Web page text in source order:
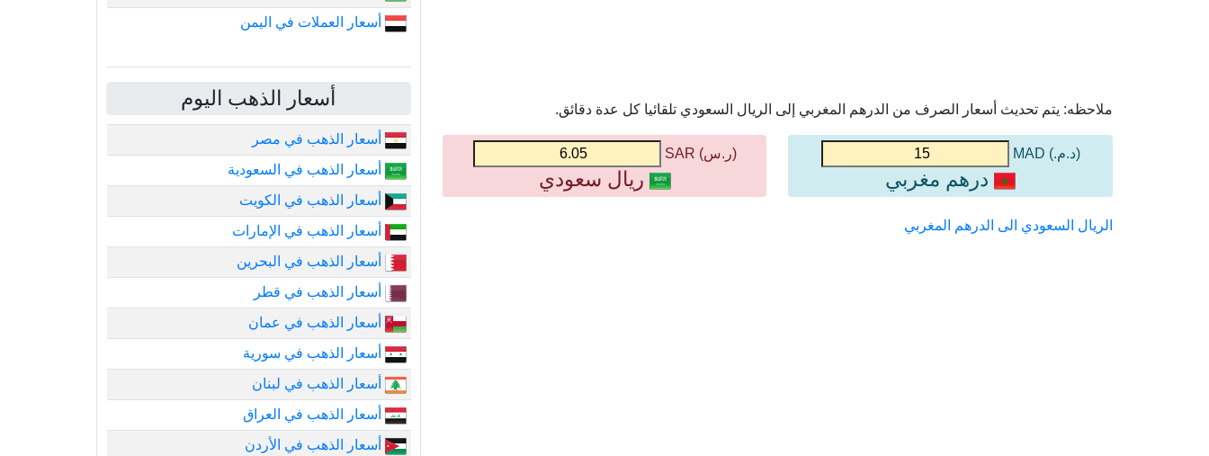
ملاحظه: يتم تحديث أسعار الصرف من الدرهم المغربي إلى الريال السعودي تلقائيا كل عدة دقائق.
(د.م.) MAD
درهم مغربي
(ر.س) SAR
ريال سعودي
الريال السعودي الى الدرهم المغربي
أسعار العملات في اليمن
أسعار الذهب اليوم
أسعار الذهب في مصر
أسعار الذهب في السعودية
أسعار الذهب في الكويت
أسعار الذهب في الإمارات
أسعار الذهب في البحرين
أسعار الذهب في قطر
أسعار الذهب في عمان
أسعار الذهب في سورية
أسعار الذهب في لبنان
أسعار الذهب في العراق
أسعار الذهب في الأردن